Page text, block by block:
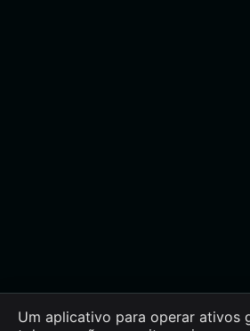
Um aplicativo para operar ativos